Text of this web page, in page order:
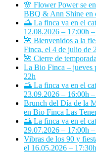
🌸 Flower Power se
BBQ & Ann Shine en
🌅 La finca va en el
12.08.2026 – 17:00h
🌺 Bienvenidos a la
Finca, el 4 de julio de
🌺 Cierre de
La Bio Finca – jueves
22h
🌅 La finca va en el
23.09.2026 – 16:00h
Brunch del Día de la
en Bio Finca Las
🌅 La finca va en el
29.07.2026 – 17:00h
Vibras de los 90 y
el 16.05.2026 – 17:30h